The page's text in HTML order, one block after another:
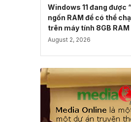
Windows 11 đang được
ngốn RAM để có thể
trên máy tính 8GB RAM
August 2, 2026